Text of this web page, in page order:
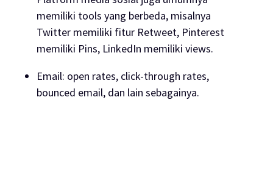
memiliki toolsyang berbeda, misalnya
Twitter memiliki fitur Retweet, Pinterest
memiliki Pins, LinkedIn memilikiviews.
Email: open rates, click-through rates,
bounced email, dan lain sebagainya.